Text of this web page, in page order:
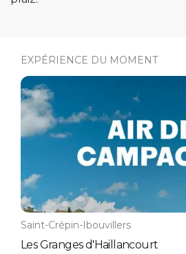
EXPÉRIENCE DU MOMENT
Saint-Crépin-Ibouvillers
Les Granges d'Haillancourt